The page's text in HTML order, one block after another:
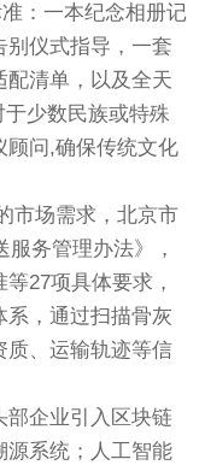
：一本纪念相册记
别仪式指导，一套
配清单，以及全天
少数民族或特殊
顾问,确保传统文化
市场需求，北京市
务管理办法》，
27项具体要求，
系，通过扫描骨灰
质、运输轨迹等信
部企业引入区块链
源系统；人工智能